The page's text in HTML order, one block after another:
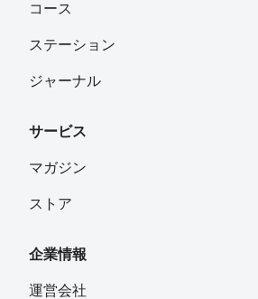
コース
ステーション
ジャーナル
サービス
マガジン
ストア
企業情報
運営会社